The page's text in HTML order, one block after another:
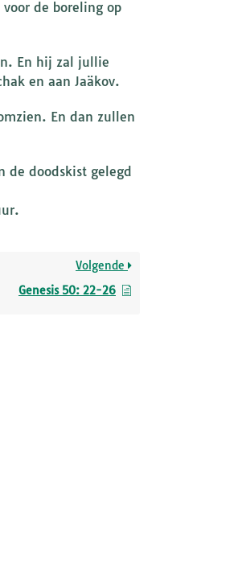
de boreling op
En hij zal jullie
en aan Jaäkov.
En dan zullen
de doodskist gelegd
Volgende
Genesis 50: 22-26